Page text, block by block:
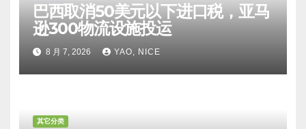
巴西取消50美元以下进口税，亚马
逊300物流设施投运
8 月 7, 2026 YAO, NICE
其它分类